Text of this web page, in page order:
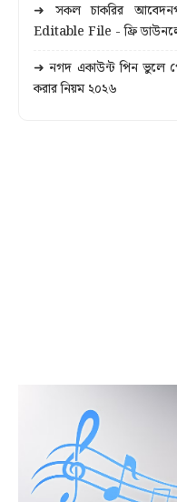
➜ সকল চাকরির
Editable File - ফ্রি
➜ নগদ একাউন্ট পিন ভুলে
করার নিয়ম ২০২৬